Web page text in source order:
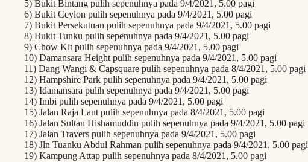
5) Bukit Bintang pulih sepenuhnya pada 9/4/2021, 5.00 pagi
6) Bukit Ceylon pulih sepenuhnya pada 9/4/2021, 5.00 pagi
7) Bukit Persekutuan pulih sepenuhnya pada 9/4/2021, 5.00 pagi
8) Bukit Tunku pulih sepenuhnya pada 9/4/2021, 5.00 pagi
9) Chow Kit pulih sepenuhnya pada 9/4/2021, 5.00 pagi
10) Damansara Height pulih sepenuhnya pada 9/4/2021, 5.00 pagi
11) Dang Wangi & Capsquare pulih sepenuhnya pada 8/4/2021, 5.00 pagi
12) Hampshire Park pulih sepenuhnya pada 9/4/2021, 5.00 pagi
13) Idamansara pulih sepenuhnya pada 9/4/2021, 5.00 pagi
14) Imbi pulih sepenuhnya pada 9/4/2021, 5.00 pagi
15) Jalan Raja Laut pulih sepenuhnya pada 8/4/2021, 5.00 pagi
16) Jalan Sultan Hishamuddin pulih sepenuhnya pada 9/4/2021, 5.00 pagi
17) Jalan Travers pulih sepenuhnya pada 9/4/2021, 5.00 pagi
18) Jln Tuanku Abdul Rahman pulih sepenuhnya pada 9/4/2021, 5.00 pagi
19) Kampung Attap pulih sepenuhnya pada 8/4/2021, 5.00 pagi